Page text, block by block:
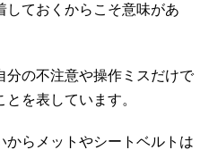
しておくからこそ意味があ
分の不注意や操作ミスだけで
を表しています。
からメットやシートベルトは